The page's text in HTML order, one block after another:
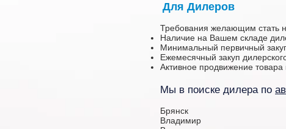
Для Дилеров
Требования желающим стать
Наличие на Вашем складе
Минимальный первичный
Ежемесячный закуп
Активное продвижение
Мы в поиске дилера по
Брянск
Владимир